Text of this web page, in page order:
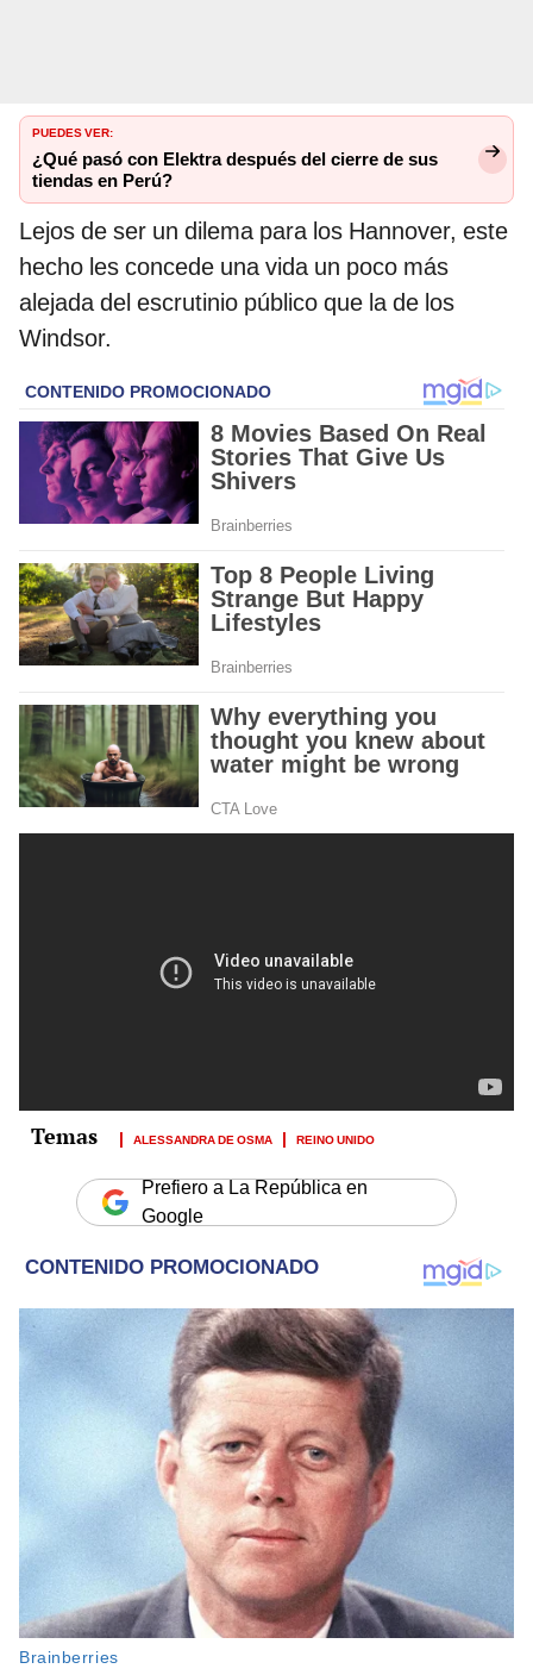
PUEDES VER:
¿Qué pasó con Elektra después del cierre de sus
tiendas en Perú?
Lejos de ser un dilema para los Hannover, este
hecho les concede una vida un poco más
alejada del escrutinio público que la de los
Windsor.
ALESSANDRA DE OSMA REINO UNIDO
Prefiero a La República en
Google